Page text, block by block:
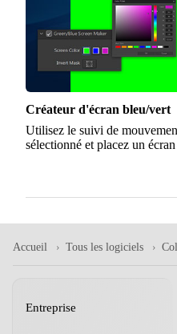
Créateur d'écran bleu/vert
Utilisez le suivi de
sélectionné et placez un
Accueil Tous les logiciels
Entreprise